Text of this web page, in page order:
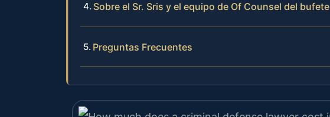
Sobre el Sr. Sris y el equipo de Of Counsel del bufete
Preguntas Frecuentes